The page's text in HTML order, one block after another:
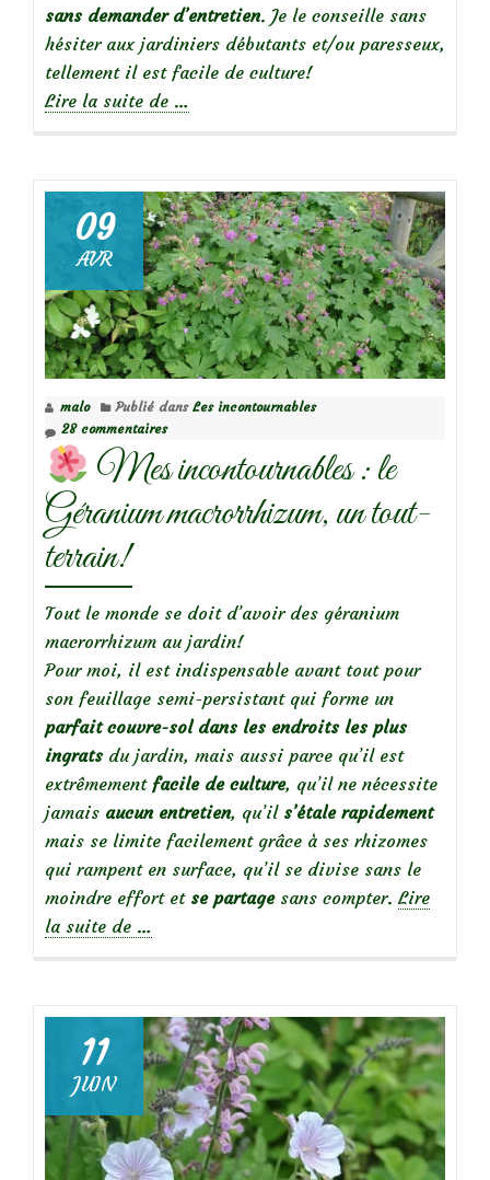
sans demander d’entretien. Je le conseille sans
hésiter aux jardiniers débutants et/ou paresseux,
tellement il est facile de culture!
Lire la suite de à
Mes
incontournables
:
Géranium
endressii
…
09
AVR
malo Publié dans Les incontournables
28 commentaires
Mes incontournables : le
Géranium macrorrhizum, un tout-
terrain!
Tout le monde se doit d’avoir des géranium
macrorrhizum au jardin!
Pour moi, il est indispensable avant tout pour
son feuillage semi-persistant qui forme un
parfait couvre-sol dans les endroits les plus
ingrats du jardin, mais aussi parce qu’il est
extrêmement facile de culture, qu’il ne nécessite
jamais aucun entretien, qu’il s’étale rapidement
mais se limite facilement grâce à ses rhizomes
qui rampent en surface, qu’il se divise sans le
moindre effort et se partagesans compter. Lire
la suite de à
Mes
incontournables
le
Géranium
…
11
JUIN